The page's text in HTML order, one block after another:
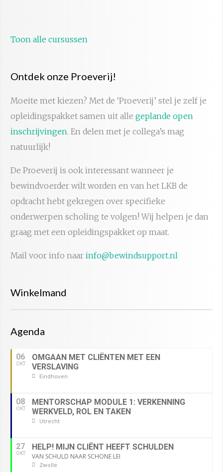
Toon alle cursussen
Ontdek onze Proeverij!
Moeite met kiezen? Met de ‘Proeverij’ stel je zelf je
opleidingspakket samen uit alle geplande open
inschrijvingen. En delen met je collega’s mag
natuurlijk!
De Proeverij is ook interessant wanneer je
bewindvoerder wilt worden en van het LKB de
opdracht hebt gekregen over specifieke
onderwerpen scholing te volgen! Wij helpen je dan
graag met een opleidingspakket op maat.
Mail voor info naar info@bewindsupport.nl
Winkelmand
Agenda
06
OKT
OMGAAN MET CLIËNTEN MET EEN
VERSLAVING
Eindhoven
08
OKT
MENTORSCHAP MODULE 1: VERKENNING
WERKVELD, ROL EN TAKEN
Utrecht
27
OKT
HELP! MIJN CLIËNT HEEFT SCHULDEN
VAN SCHULD NAAR SCHONE LEI
Zwolle